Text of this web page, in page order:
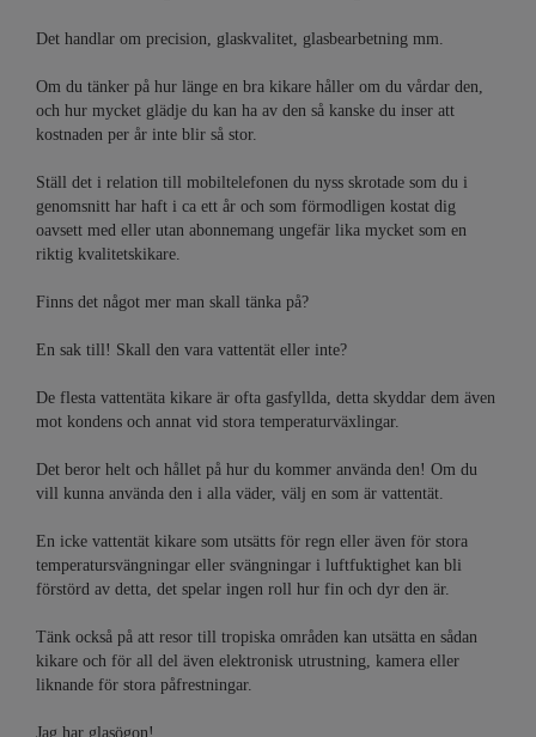
Det handlar om precision, glaskvalitet, glasbearbetning mm.
Om du tänker på hur länge en bra kikare håller om du vårdar den,
och hur mycket glädje du kan ha av den så kanske du inser att
kostnaden per år inte blir så stor.
Ställ det i relation till mobiltelefonen du nyss skrotade som du i
genomsnitt har haft i ca ett år och som förmodligen kostat dig
oavsett med eller utan abonnemang ungefär lika mycket som en
riktig kvalitetskikare.
Finns det något mer man skall tänka på?
En sak till! Skall den vara vattentät eller inte?
De flesta vattentäta kikare är ofta gasfyllda, detta skyddar dem även
mot kondens och annat vid stora temperaturväxlingar.
Det beror helt och hållet på hur du kommer använda den! Om du
vill kunna använda den i alla väder, välj en som är vattentät.
En icke vattentät kikare som utsätts för regn eller även för stora
temperatursvängningar eller svängningar i luftfuktighet kan bli
förstörd av detta, det spelar ingen roll hur fin och dyr den är.
Tänk också på att resor till tropiska områden kan utsätta en sådan
kikare och för all del även elektronisk utrustning, kamera eller
liknande för stora påfrestningar.
Jag har glasögon!